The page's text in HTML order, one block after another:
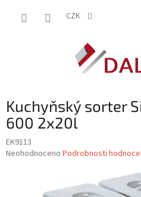
CZK
Kuchyňský sorter
600 2x20l
EK9113
Průměrné
Neohodnoceno Podrobnosti